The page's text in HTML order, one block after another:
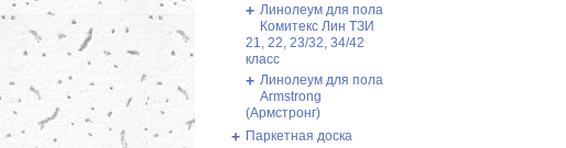
+ Линолеум для пола
Комитекс Лин ТЗИ
21, 22, 23/32, 34/42
класс
+ Линолеум для пола
Armstrong
(Армстронг)
+ Паркетная доска